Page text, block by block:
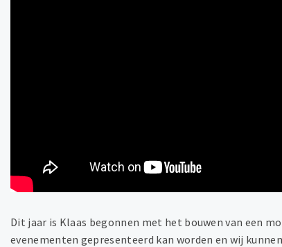
Dit jaar is Klaas begonnen met het bouwen van een
evenementen gepresenteerd kan worden en wij